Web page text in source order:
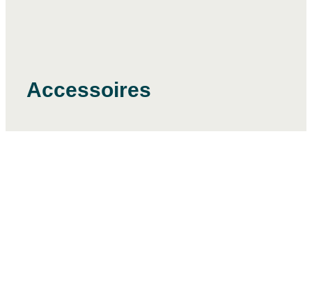
Accessoires